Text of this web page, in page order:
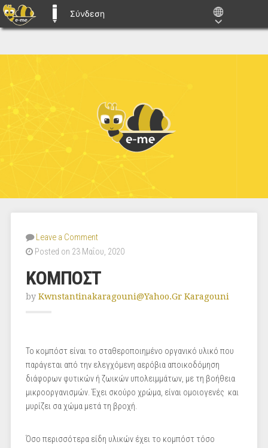
E-ME BLOGS
Σύνδεση
Leave a Comment
Posted on 23 Μαΐου, 2020
ΚΟΜΠΟΣΤ
by Kwnstantinakaragouni@yahoo.gr Karagouni
Το κομπόστ είναι το σταθεροποιημένο οργανικό υλικό που
παράγεται από την ελεγχόμενη αερόβια αποικοδόμηση
διάφορων φυτικών ή ζωικών υπολειμμάτων, με τη βοήθεια
μικροοργανισμών. Έχει σκούρο χρώμα, είναι ομοιογενές και
μυρίζει σα χώμα μετά τη βροχή.
Όσο περισσότερα είδη υλικών έχει το κομπόστ τόσο